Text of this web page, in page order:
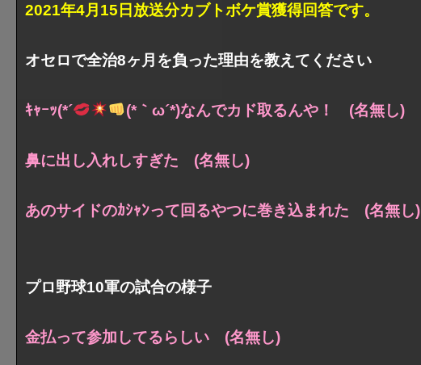
2021年4月15日放送分カブトボケ賞獲得回答です。
オセロで全治8ヶ月を負った理由を教えてください
ｷｬｰｯ(*´ (*｀ω´*)なんでカド取るんや！ (名無し)
鼻に出し入れしすぎた (名無し)
あのサイドのｶｼｬﾝって回るやつに巻き込まれた (名無し)
プロ野球10軍の試合の様子
金払って参加してるらしい (名無し)